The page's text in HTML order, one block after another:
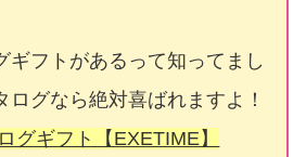
ギフトがあるって知ってまし
ログなら絶対喜ばれますよ！
グギフト【EXETIME】